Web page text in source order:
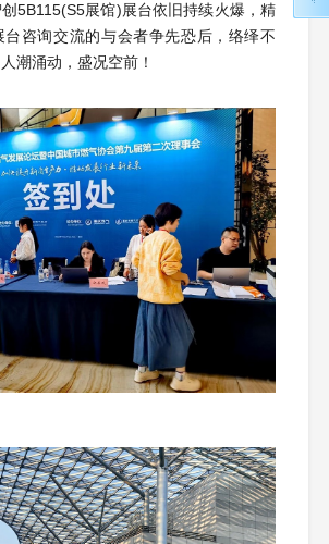
5B115(S5展馆)展台依旧持续火爆，精
台咨询交流的与会者争先恐后，络绎不
潮涌动，盛况空前！